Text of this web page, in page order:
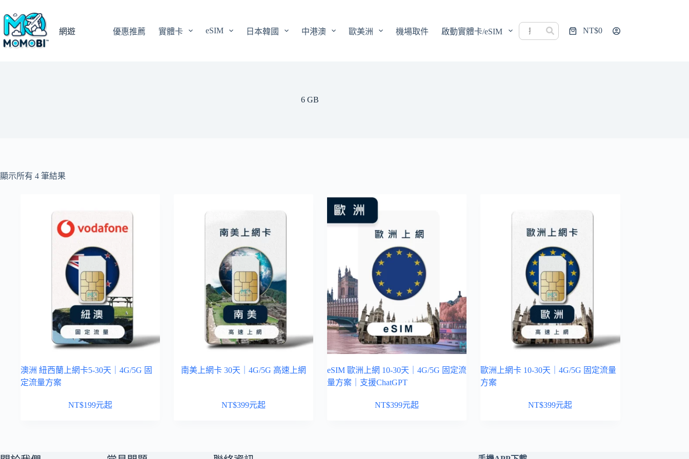
至
主
要
網遊 優惠推薦 實體卡 eSIM 日本韓國 中港澳 歐美洲 機場取件 啟動實體卡/eSIM
購
NT$0
6 GB
顯示所有 4 筆結果
澳洲 紐西蘭上網卡5-30天｜4G/5G 固
定流量方案
NT$199元起
南美上網卡 30天｜4G/5G 高速上網
NT$399元起
eSIM 歐洲上網 10-30天｜4G/5G 固定流
量方案｜支援ChatGPT
NT$399元起
歐洲上網卡 10-30天｜4G/5G 固定流量
方案
NT$399元起